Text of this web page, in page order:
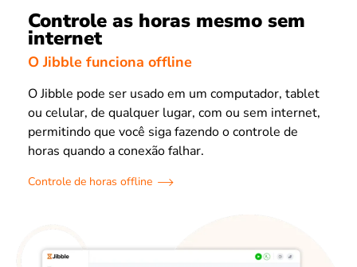
Controle as horas mesmo sem
internet
O Jibble funciona offline
O Jibble pode ser usado em um computador, tablet
ou celular, de qualquer lugar, com ou sem internet,
permitindo que você siga fazendo o controle de
horas quando a conexão falhar.
Controle de horas offline